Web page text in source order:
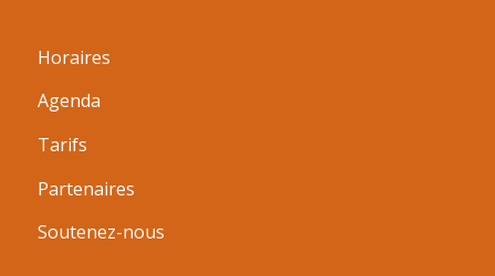
Horaires
Agenda
Tarifs
Partenaires
Soutenez-nous